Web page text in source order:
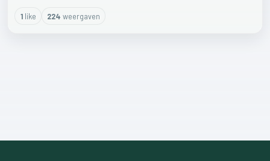
1like 224 weergaven